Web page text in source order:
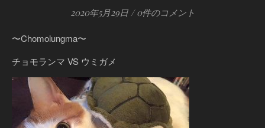
2020年5月29日 / 0件のコメント
〜Chomolungma〜
チョモランマ VS ウミガメ